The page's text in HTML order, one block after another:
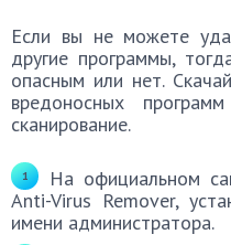
Если вы не можете
другие программы,
опасным или нет.
вредоносных
сканирование.
На официальном
Anti-Virus Remover,
имени администратора.